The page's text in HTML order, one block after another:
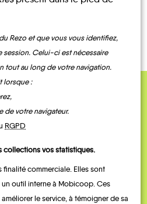
Rezo et que vous vous identifiez,
session. Celui-ci est nécessaire
tout au long de votre navigation.
lorsque :
de votre navigateur.
RGPD
collections vos statistiques.
finalité commerciale. Elles sont
un outil interne à Mobicoop. Ces
le service, à témoigner de sa